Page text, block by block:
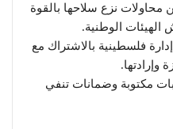
محاولات نزع سلاحها بالقوة
الهيئات الوطنية.
فلسطينية بالاشتراك مع
وإرادتها.
مكتوبة وضمانات تنفي